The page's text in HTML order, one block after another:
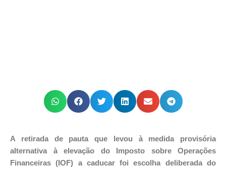
A retirada de pauta que levou à medida provisória
alternativa à elevação do Imposto sobre Operações
Financeiras (IOF) a caducar foi escolha deliberada do